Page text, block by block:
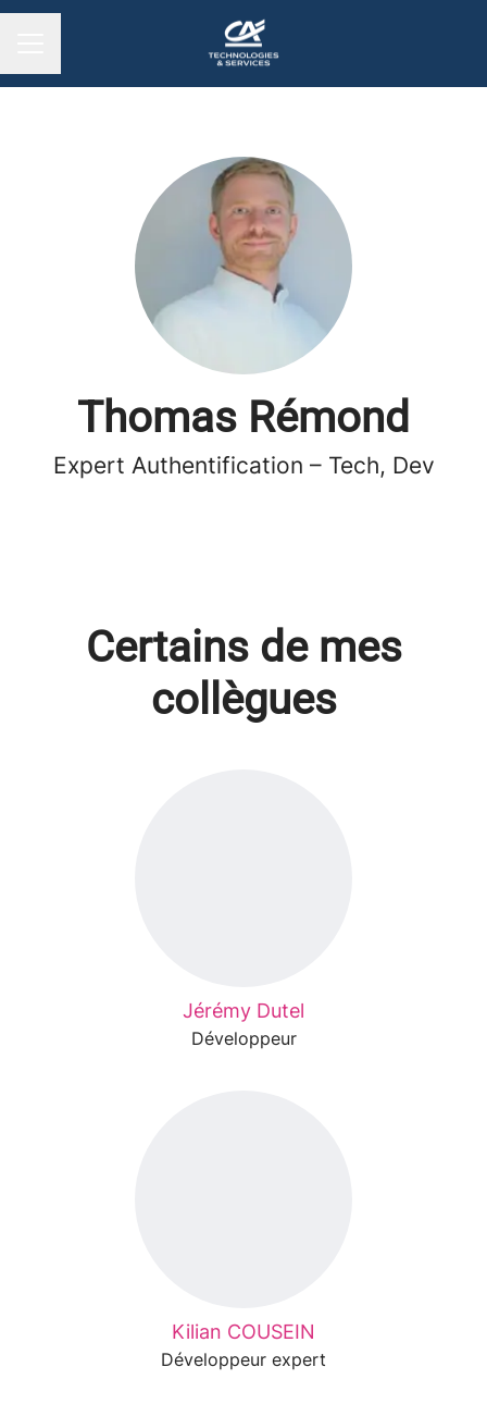
Thomas Rémond
Expert Authentification – Tech, Dev
Certains de mes
collègues
Jérémy Dutel
Développeur
Kilian COUSEIN
Développeur expert